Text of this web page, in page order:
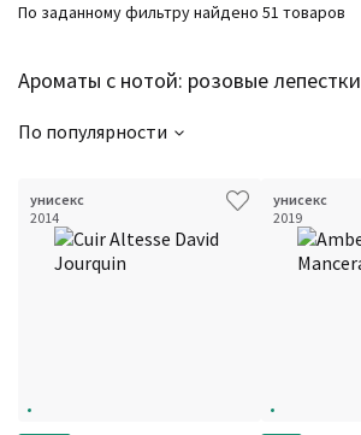
Ароматы с нотой: розовые лепестки
По заданному фильтру найдено 51 товаров
По популярности
унисекс
2014
унисекс
2019